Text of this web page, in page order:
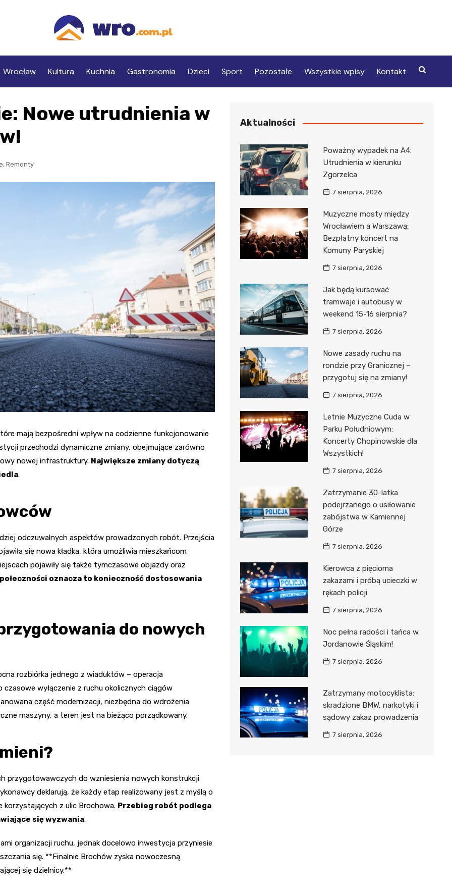
Wrocław Kultura Kuchnia Gastronomia Dzieci Sport Pozostałe Wszystkie wpisy Kontakt
Nowe utrudnienia w
, Remonty
mają bezpośredni wpływ na codzienne funkcjonowanie
przechodzi dynamiczne zmiany, obejmujące zarówno
nowej infrastruktury. Największe zmiany dotyczą
.
odczuwalnych aspektów prowadzonych robót. Przejścia
się nowa kładka, która umożliwia mieszkańcom
pojawiły się także tymczasowe objazdy oraz
oznacza to konieczność dostosowania
do nowych
rozbiórka jednego z wiaduktów – operacja
wyłączenie z ruchu okolicznych ciągów
część modernizacji, niezbędna do wdrożenia
maszyny, a teren jest na bieżąco porządkowany.
przygotowawczych do wzniesienia nowych konstrukcji
deklarują, że każdy etap realizowany jest z myślą o
korzystających z ulic Brochowa. Przebieg robót podlega
się wyzwania.
organizacji ruchu, jednak docelowo inwestycja przyniesie
się. **Finalnie Brochów zyska nowoczesną
się dzielnicy.**
Aktualności
Poważny wypadek na A4:
Utrudnienia w kierunku
Zgorzelca
7 sierpnia, 2026
Muzyczne mosty między
Wrocławiem a Warszawą:
Bezpłatny koncert na
Komuny Paryskiej
7 sierpnia, 2026
Jak będą kursować
tramwaje i autobusy w
weekend 15-16 sierpnia?
7 sierpnia, 2026
Nowe zasady ruchu na
rondzie przy Granicznej –
przygotuj się na zmiany!
7 sierpnia, 2026
Letnie Muzyczne Cuda w
Parku Południowym:
Koncerty Chopinowskie dla
Wszystkich!
7 sierpnia, 2026
Zatrzymanie 30-latka
podejrzanego o usiłowanie
zabójstwa w Kamiennej
Górze
7 sierpnia, 2026
Kierowca z pięcioma
zakazami i próbą ucieczki w
rękach policji
7 sierpnia, 2026
Noc pełna radości i tańca w
Jordanowie Śląskim!
7 sierpnia, 2026
Zatrzymany motocyklista:
skradzione BMW, narkotyki i
sądowy zakaz prowadzenia
7 sierpnia, 2026